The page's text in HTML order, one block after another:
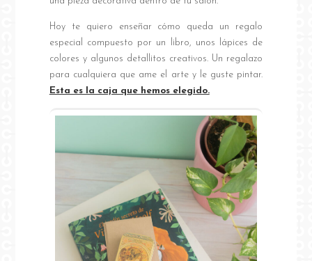
Hoy te quiero enseñar cómo queda un regalo
especial compuesto por un libro, unos lápices de
colores y algunos detallitos creativos. Un regalazo
para cualquiera que ame el arte y le guste pintar.
Esta es la caja que hemos elegido.